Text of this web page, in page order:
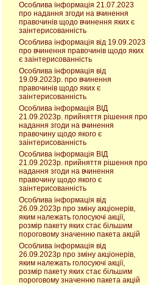
Особлива інформація 21.07.2023
про надання згоди на вчинення
правочинів щодо вчинення яких є
заінтерисованність
Особлива інформація від 19.09.2023
про вчинення правочинів щодо яких
є заінтерисованність
Особлива інформація від
19.09.2023р. про вчинення
правочинів щодо яких є
заінтерисованність
Особлива інформація ВІД
21.09.2023р. прийняття рішення про
надання згоди на вчинення
правочину щодо якого є
заінтерисованність
Особлива інформація ВІД
21.09.2023р. прийняття рішення про
надання згоди на вчинення
правочину щодо якого є
заінтерисованність
Особлива інформація від
26.09.2023р про зміну акціонерів,
яким належать голосуючі акції,
розмір пакету яких стає більшим
пороговому значенню пакета акцій
Особлива інформація від
26.09.2023р про зміну акціонерів,
яким належать голосуючі акції,
розмір пакету яких стає більшим
пороговому значенню пакета акцій